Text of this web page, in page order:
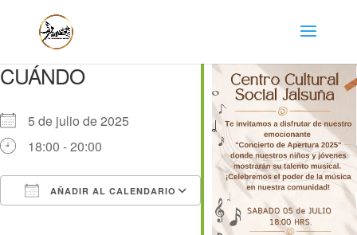
CUÁNDO
5 de julio de 2025
18:00 - 20:00
AÑADIR AL CALENDARIO
Outlook Live